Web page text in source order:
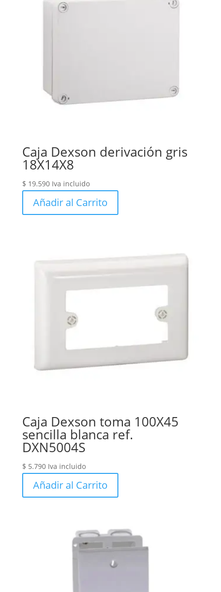
Caja Dexson derivación gris
18X14X8
$ 19.590 Iva incluido
Añadir al Carrito
Caja Dexson toma 100X45
sencilla blanca ref.
DXN5004S
$ 5.790 Iva incluido
Añadir al Carrito